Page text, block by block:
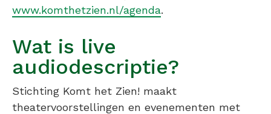
www.komthetzien.nl/agenda.
Wat is live
audiodescriptie?
Stichting Komt het Zien! maakt
theatervoorstellingen en evenementen met